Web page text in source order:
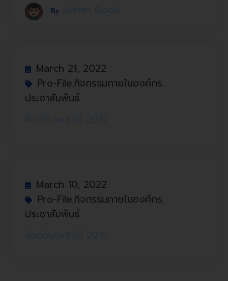
By
March 21, 2022
Pro-File,กิจกรรมภายในองค์กร,
ประชาสัมพันธ์
March 10, 2022
Pro-File,กิจกรรมภายในองค์กร,
ประชาสัมพันธ์